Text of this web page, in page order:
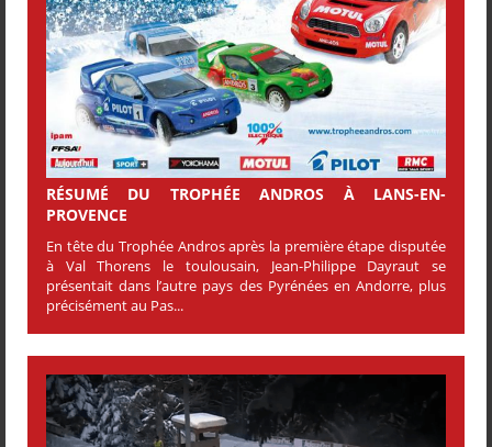
RÉSUMÉ DU TROPHÉE ANDROS À LANS-EN-
PROVENCE
En tête du Trophée Andros après la première étape disputée
à Val Thorens le toulousain, Jean-Philippe Dayraut se
présentait dans l’autre pays des Pyrénées en Andorre, plus
précisément au Pas...